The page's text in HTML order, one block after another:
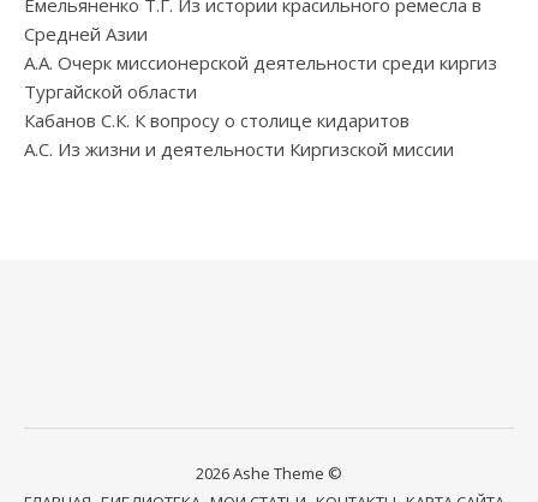
Емельяненко Т.Г. Из истории красильного ремесла в
Средней Азии
А.А. Очерк миссионерской деятельности среди киргиз
Тургайской области
Кабанов С.К. К вопросу о столице кидаритов
А.С. Из жизни и деятельности Киргизской миссии
2026 Ashe Theme ©